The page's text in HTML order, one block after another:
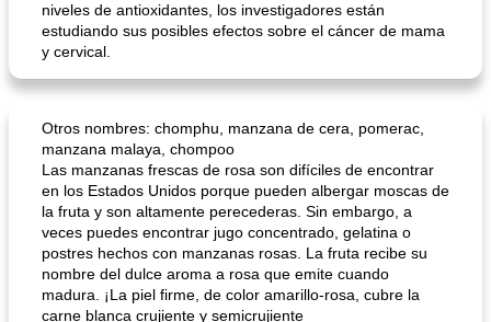
niveles de antioxidantes, los investigadores están
estudiando sus posibles efectos sobre el cáncer de mama
y cervical.
Otros nombres: chomphu, manzana de cera, pomerac,
manzana malaya, chompoo
Las manzanas frescas de rosa son difíciles de encontrar
en los Estados Unidos porque pueden albergar moscas de
la fruta y son altamente perecederas. Sin embargo, a
veces puedes encontrar jugo concentrado, gelatina o
postres hechos con manzanas rosas. La fruta recibe su
nombre del dulce aroma a rosa que emite cuando
madura. ¡La piel firme, de color amarillo-rosa, cubre la
carne blanca crujiente y semicrujiente